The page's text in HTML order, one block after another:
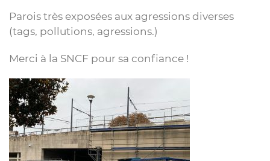
Parois très exposées aux agressions diverses
(tags, pollutions, agressions.)
Merci à la SNCF pour sa confiance !